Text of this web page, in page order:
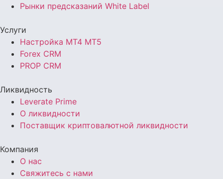
Рынки предсказаний White Label
Услуги
Настройка MT4 MT5
Forex CRM
PROP CRM
Ликвидность
Leverate Prime
О ликвидности
Поставщик криптовалютной ликвидности
Компания
О нас
Свяжитесь с нами